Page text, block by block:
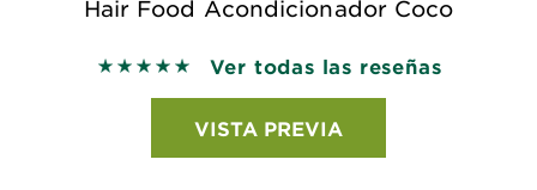
Hair Food Acondicionador Coco
5 out of 5 stars based on reviews
Ver todas las reseñas
VISTA PREVIA